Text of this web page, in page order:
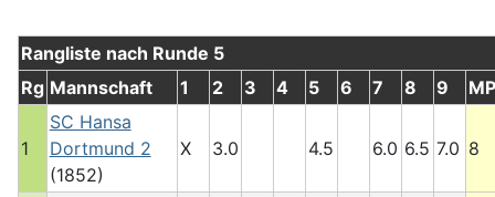
Rangliste nach Runde 5
Rg Mannschaft 1 2 3 4 5 6 7 8 9 MP
1
SC Hansa
Dortmund 2
(1852)
X 3.0 4.5 6.0 6.5 7.0 8